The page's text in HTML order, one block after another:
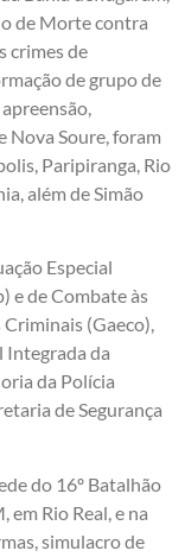
de Morte contra
crimes de
de grupo de
Nova Soure, foram
Paripiranga, Rio
além de Simão
Especial
e de Combate às
(Gaeco),
Integrada da
da Polícia
de Segurança
do 16º Batalhão
em Rio Real, e na
simulacro de